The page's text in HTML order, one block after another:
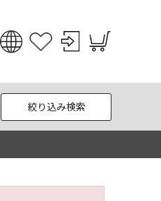
English
한국어
絞り込み検索